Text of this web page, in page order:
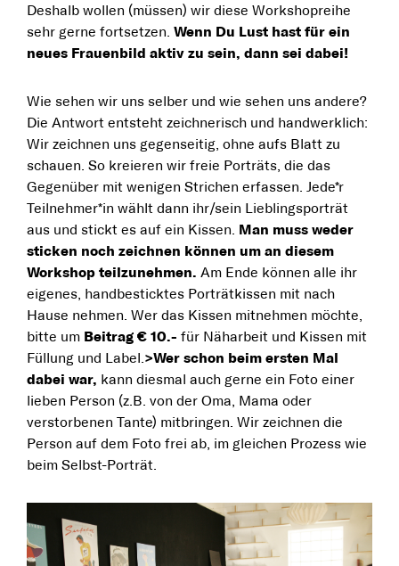
Deshalb wollen (müssen) wir diese Workshopreihe
sehr gerne fortsetzen. Wenn Du Lust hast für ein
neues Frauenbild aktiv zu sein, dann sei dabei!
Wie sehen wir uns selber und wie sehen uns andere?
Die Antwort entsteht zeichnerisch und handwerklich:
Wir zeichnen uns gegenseitig, ohne aufs Blatt zu
schauen. So kreieren wir freie Porträts, die das
Gegenüber mit wenigen Strichen erfassen. Jede*r
Teilnehmer*in wählt dann ihr/sein Lieblingsporträt
aus und stickt es auf ein Kissen.
Man muss weder
sticken noch zeichnen können um an diesem
Workshop teilzunehmen. Am Ende können alle ihr
eigenes, handbesticktes Porträtkissen mit nach
Hause nehmen. Wer das Kissen mitnehmen möchte,
bitte um Beitrag € 10.- für Näharbeit und Kissen mit
Füllung und Label. >Wer schon beim ersten Mal
dabei war, kann diesmal auch gerne ein Foto einer
lieben Person (z.B. von der Oma, Mama oder
verstorbenen Tante) mitbringen. Wir zeichnen die
Person auf dem Foto frei ab, im gleichen Prozess wie
beim Selbst-Porträt.